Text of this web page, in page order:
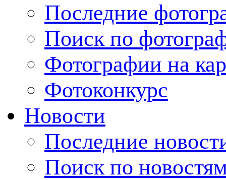
Последние
Поиск по
Фотографии на
Фотоконкурс
Новости
Последние
Поиск по